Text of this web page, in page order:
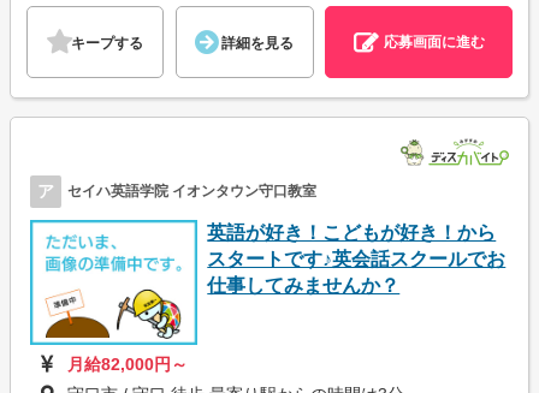
キープする 詳細を見る 応募画面に進む
ア セイハ英語学院 イオンタウン守口教室
英語が好き！こどもが好き！から
スタートです♪英会話スクールでお
仕事してみませんか？
月給82,000円～